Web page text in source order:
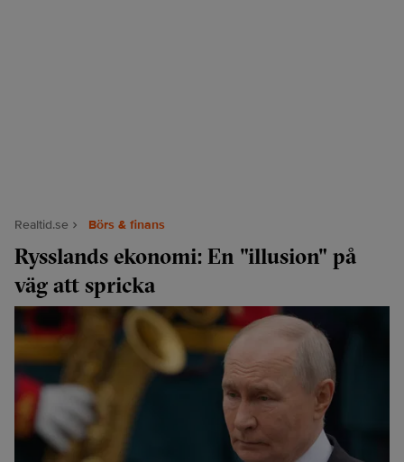
Realtid.se Börs & finans
Rysslands ekonomi: En "illusion" på
väg att spricka